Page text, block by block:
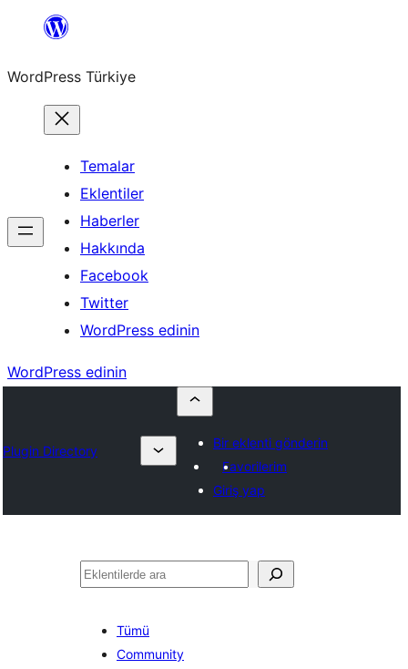
İçeriğe
WordPress Türkiye
Temalar
Eklentiler
Haberler
Hakkında
Facebook
Twitter
WordPress edinin
WordPress edinin
Plugin Directory
Bir eklenti gönderin
Favorilerim
Giriş yap
Ara
Tümü
Community